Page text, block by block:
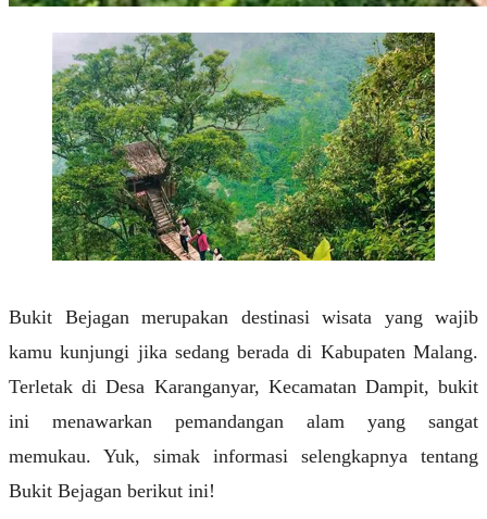
Bukit Bejagan merupakan destinasi wisata yang wajib
kamu kunjungi jika sedang berada di Kabupaten Malang.
Terletak di Desa Karanganyar, Kecamatan Dampit, bukit
ini menawarkan pemandangan alam yang sangat
memukau. Yuk, simak informasi selengkapnya tentang
Bukit Bejagan berikut ini!